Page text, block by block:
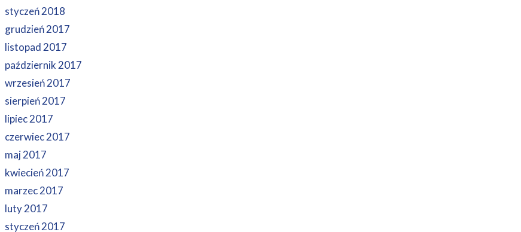
styczeń 2018
grudzień 2017
listopad 2017
październik 2017
wrzesień 2017
sierpień 2017
lipiec 2017
czerwiec 2017
maj 2017
kwiecień 2017
marzec 2017
luty 2017
styczeń 2017